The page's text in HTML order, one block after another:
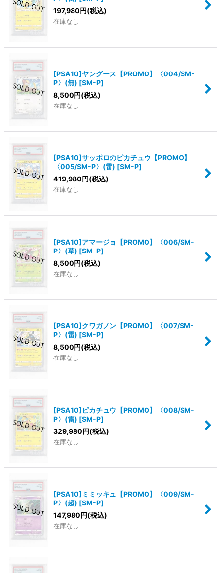
197,980円(税込)
在庫なし
[PSA10]ヤングース【PROMO】〈004/SM-
P〉(無) [SM-P]
8,500円(税込)
在庫なし
[PSA10]サッポロのピカチュウ【PROMO】
〈005/SM-P〉(雷) [SM-P]
419,980円(税込)
在庫なし
[PSA10]アマージョ【PROMO】〈006/SM-
P〉(草) [SM-P]
8,500円(税込)
在庫なし
[PSA10]クワガノン【PROMO】〈007/SM-
P〉(雷) [SM-P]
8,500円(税込)
在庫なし
[PSA10]ピカチュウ【PROMO】〈008/SM-
P〉(雷) [SM-P]
329,980円(税込)
在庫なし
[PSA10]ミミッキュ【PROMO】〈009/SM-
P〉(超) [SM-P]
147,980円(税込)
在庫なし